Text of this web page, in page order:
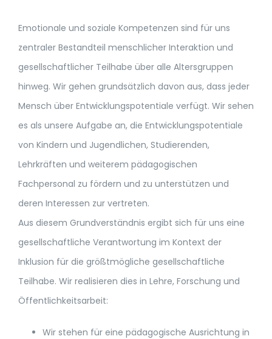
Emotionale und soziale Kompetenzen sind für uns
zentraler Bestandteil menschlicher Interaktion und
gesellschaftlicher Teilhabe über alle Altersgruppen
hinweg. Wir gehen grundsätzlich davon aus, dass jeder
Mensch über Entwicklungspotentiale verfügt. Wir sehen
es als unsere Aufgabe an, die Entwicklungspotentiale
von Kindern und Jugendlichen, Studierenden,
Lehrkräften und weiterem pädagogischen
Fachpersonal zu fördern und zu unterstützen und
deren Interessen zur vertreten.
Aus diesem Grundverständnis ergibt sich für uns eine
gesellschaftliche Verantwortung im Kontext der
Inklusion für die größtmögliche gesellschaftliche
Teilhabe. Wir realisieren dies in Lehre, Forschung und
Öffentlichkeitsarbeit:
Wir stehen für eine pädagogische Ausrichtung in